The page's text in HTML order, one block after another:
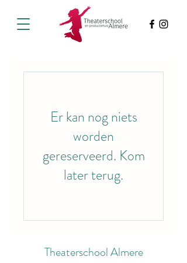
Er kan nog niets
worden
gereserveerd. Kom
later terug.
Theaterschool Almere